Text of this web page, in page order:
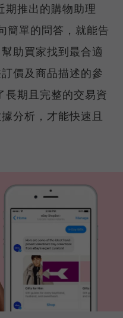
推出的購物助理
簡單的問答，就能告
助買家找到最合適
價及商品描述的參
長期且完整的交易資
分析，才能快速且